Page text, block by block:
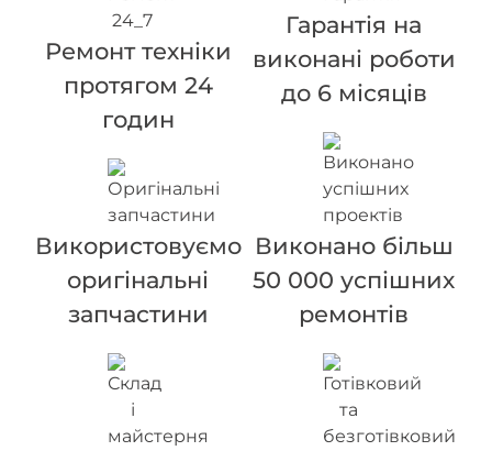
Ремонт техніки
протягом 24
годин
Використовуємо
оригінальні
запчастини
Гарантія на
виконані роботи
до 6 місяців
Виконано більш
50 000 успішних
ремонтів